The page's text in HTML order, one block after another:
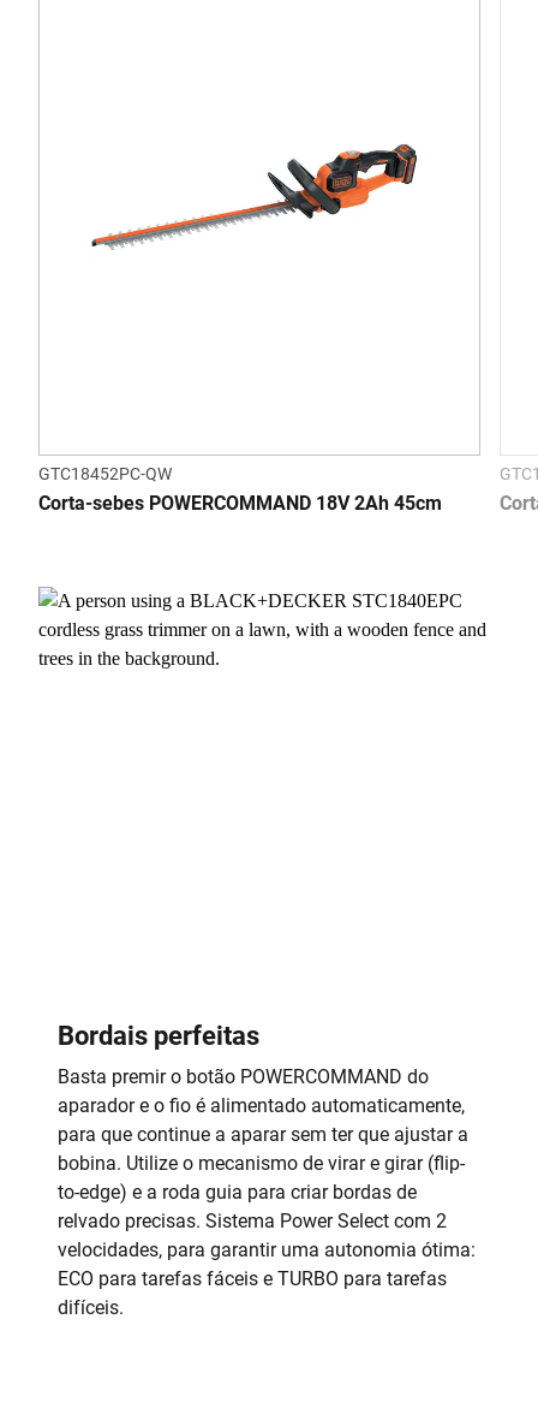
GTC18452PC-QW
Corta-sebes POWERCOMMAND 18V 2Ah 45cm
Bordais perfeitas
Basta premir o botão POWERCOMMAND do
aparador e o fio é alimentado automaticamente,
para que continue a aparar sem ter que ajustar a
bobina. Utilize o mecanismo de virar e girar (flip-
to-edge) e a roda guia para criar bordas de
relvado precisas. Sistema Power Select com 2
velocidades, para garantir uma autonomia ótima:
ECO para tarefas fáceis e TURBO para tarefas
difíceis.